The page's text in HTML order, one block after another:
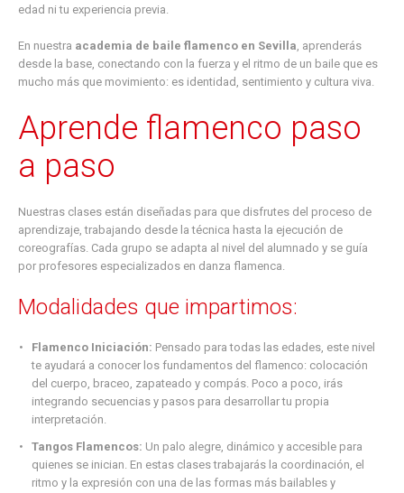
edad ni tu experiencia previa.
En nuestra academia de baile flamenco en Sevilla, aprenderás
desde la base, conectando con la fuerza y el ritmo de un baile que es
mucho más que movimiento: es identidad, sentimiento y cultura viva.
Aprende flamenco paso
a paso
Nuestras clases están diseñadas para que disfrutes del proceso de
aprendizaje, trabajando desde la técnica hasta la ejecución de
coreografías. Cada grupo se adapta al nivel del alumnado y se guía
por profesores especializados en danza flamenca.
Modalidades que impartimos:
Flamenco Iniciación: Pensado para todas las edades, este nivel
te ayudará a conocer los fundamentos del flamenco: colocación
del cuerpo, braceo, zapateado y compás. Poco a poco, irás
integrando secuencias y pasos para desarrollar tu propia
interpretación.
Tangos Flamencos: Un palo alegre, dinámico y accesible para
quienes se inician. En estas clases trabajarás la coordinación, el
ritmo y la expresión con una de las formas más bailables y